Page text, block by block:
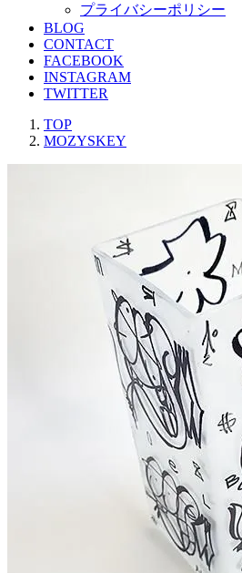
プライバシーポリシー
BLOG
CONTACT
FACEBOOK
INSTAGRAM
TWITTER
TOP
MOZYSKEY